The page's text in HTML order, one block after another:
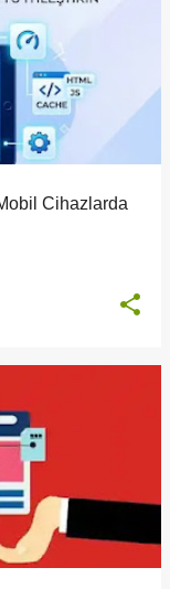
Cihazlarda